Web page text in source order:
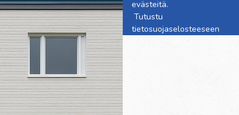
evästeitä.
Tutustu
tietosuojaselosteeseen